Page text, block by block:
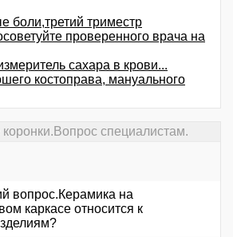
боли,третий триместр
проверенного врача на
сахара в крови...
костоправа, мануального
специалистам.
вопрос.Керамика на
каркасе относится к